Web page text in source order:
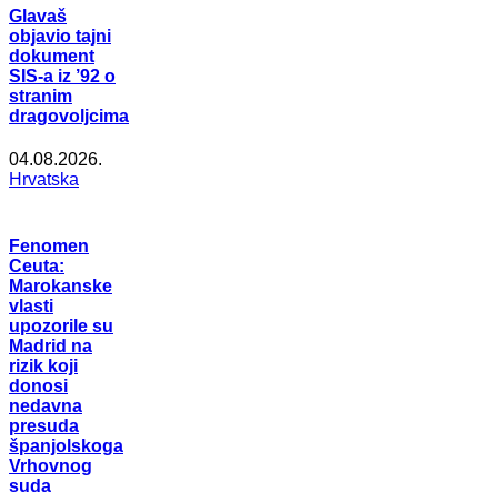
Glavaš
objavio tajni
dokument
SIS-a iz ’92 o
stranim
dragovoljcima
04.08.2026.
Hrvatska
Fenomen
Ceuta:
Marokanske
vlasti
upozorile su
Madrid na
rizik koji
donosi
nedavna
presuda
španjolskoga
Vrhovnog
suda